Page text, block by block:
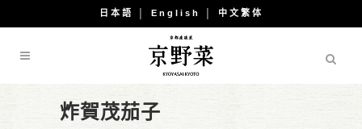
日本語 English 中文繁体
炸賀茂茄子